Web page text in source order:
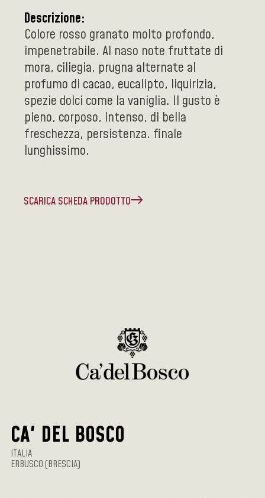
Descrizione:
Colore rosso granato molto profondo,
impenetrabile. Al naso note fruttate di
mora, ciliegia, prugna alternate al
profumo di cacao, eucalipto, liquirizia,
spezie dolci come la vaniglia. Il gusto è
pieno, corposo, intenso, di bella
freschezza, persistenza. finale
lunghissimo.
SCARICA SCHEDA PRODOTTO
CA' DEL BOSCO
ITALIA
ERBUSCO (BRESCIA)